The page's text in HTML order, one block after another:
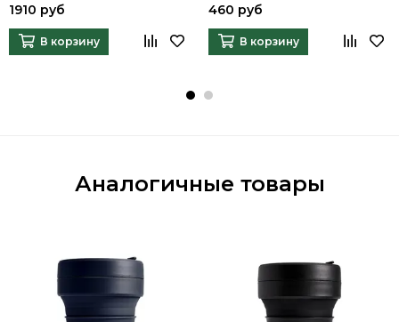
1910 руб
В корзину
460 руб
В корзину
Аналогичные товары